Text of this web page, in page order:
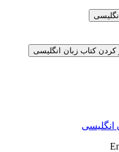
کردن کتاب زبان انگلیسی
انگلیسی